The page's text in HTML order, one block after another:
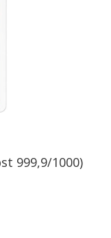
999,9/1000)